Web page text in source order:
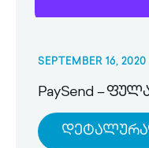
SEPTEMBER 16, 2020
PaySend –